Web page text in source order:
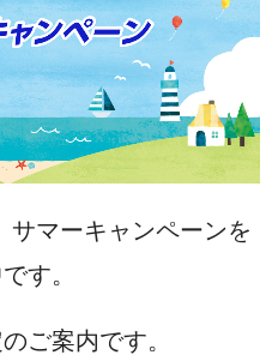
サマーキャンペーンを
す。
ご案内です。